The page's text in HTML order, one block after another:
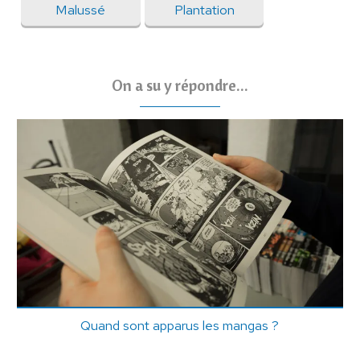
Malussé Plantation
On a su y répondre...
Quand sont apparus les mangas ?